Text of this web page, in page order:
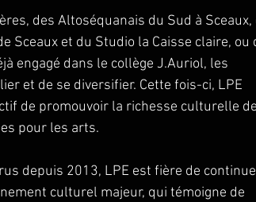
des Altoséquanais du Sud à Sceaux,
Sceaux et du Studio la Caisse claire, ou
engagé dans le collège J.Auriol, les
et de se diversifier. Cette fois-ci, LPE
de promouvoir la richesse culturelle
pour les arts.
depuis 2013, LPE est fière de
culturel majeur, qui témoigne de